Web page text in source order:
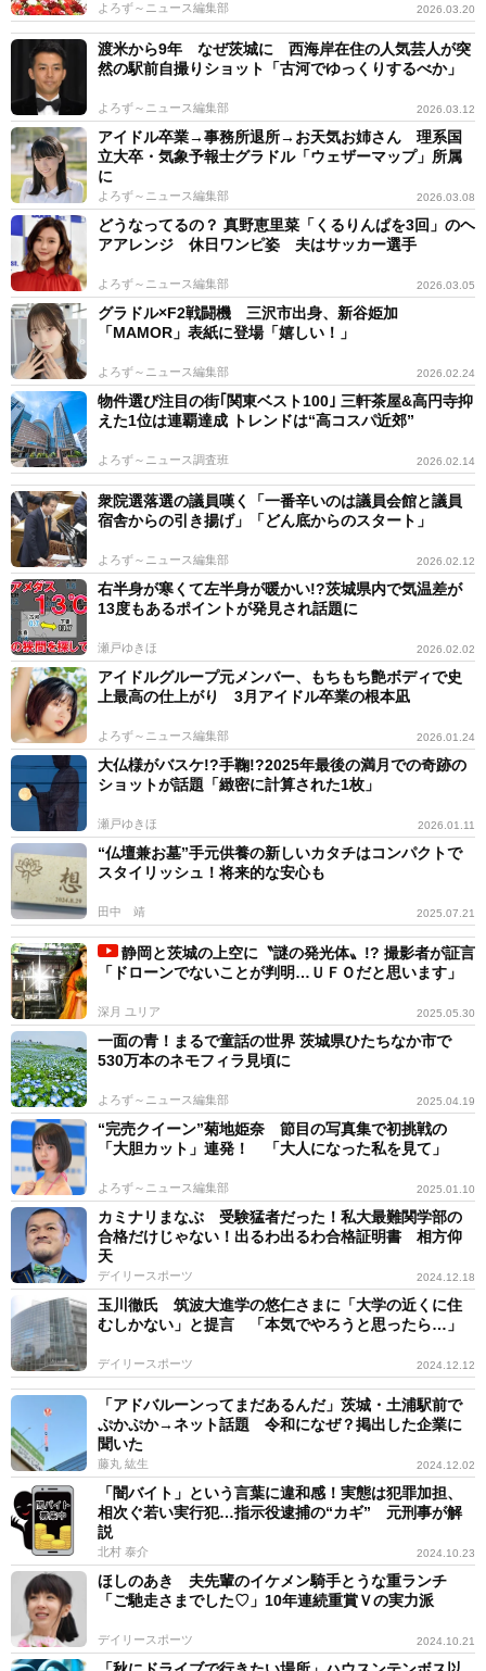
よろず～ニュース編集部 2026.03.20
渡米から9年 なぜ茨城に 西海岸在住の人気芸人が突
然の駅前自撮りショット「古河でゆっくりするべか」
よろず～ニュース編集部 2026.03.12
アイドル卒業→事務所退所→お天気お姉さん 理系国
立大卒・気象予報士グラドル「ウェザーマップ」所属
に
よろず～ニュース編集部 2026.03.08
どうなってるの？ 真野恵里菜「くるりんぱを3回」のヘ
アアレンジ 休日ワンピ姿 夫はサッカー選手
よろず～ニュース編集部 2026.03.05
グラドル×F2戦闘機 三沢市出身、新谷姫加
「MAMOR」表紙に登場「嬉しい！」
よろず～ニュース編集部 2026.02.24
物件選び注目の街｢関東ベスト100｣ 三軒茶屋&高円寺抑
えた1位は連覇達成 トレンドは“高コスパ近郊”
よろず～ニュース調査班 2026.02.14
衆院選落選の議員嘆く「一番辛いのは議員会館と議員
宿舎からの引き揚げ」「どん底からのスタート」
よろず～ニュース編集部 2026.02.12
右半身が寒くて左半身が暖かい!?茨城県内で気温差が
13度もあるポイントが発見され話題に
瀬戸ゆきほ 2026.02.02
アイドルグループ元メンバー、もちもち艶ボディで史
上最高の仕上がり 3月アイドル卒業の根本凪
よろず～ニュース編集部 2026.01.24
大仏様がバスケ!?手鞠!?2025年最後の満月での奇跡の
ショットが話題「緻密に計算された1枚」
瀬戸ゆきほ 2026.01.11
“仏壇兼お墓”手元供養の新しいカタチはコンパクトで
スタイリッシュ！将来的な安心も
田中 靖 2025.07.21
静岡と茨城の上空に〝謎の発光体〟!? 撮影者が証言
「ドローンでないことが判明…ＵＦＯだと思います」
深月 ユリア 2025.05.30
一面の青！まるで童話の世界 茨城県ひたちなか市で
530万本のネモフィラ見頃に
よろず～ニュース編集部 2025.04.19
“完売クイーン”菊地姫奈 節目の写真集で初挑戦の
「大胆カット」連発！ 「大人になった私を見て」
よろず～ニュース編集部 2025.01.10
カミナリまなぶ 受験猛者だった！私大最難関学部の
合格だけじゃない！出るわ出るわ合格証明書 相方仰
天
デイリースポーツ 2024.12.18
玉川徹氏 筑波大進学の悠仁さまに「大学の近くに住
むしかない」と提言 「本気でやろうと思ったら…」
デイリースポーツ 2024.12.12
「アドバルーンってまだあるんだ」茨城・土浦駅前で
ぷかぷか→ネット話題 令和になぜ？掲出した企業に
聞いた
藤丸 紘生 2024.12.02
「闇バイト」という言葉に違和感！実態は犯罪加担、
相次ぐ若い実行犯…指示役逮捕の“カギ” 元刑事が解
説
北村 泰介 2024.10.23
ほしのあき 夫先輩のイケメン騎手とうな重ランチ
「ご馳走さまでした♡」10年連続重賞Ｖの実力派
デイリースポーツ 2024.10.21